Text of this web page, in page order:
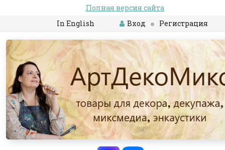
Полная версия сайта
In English
Вход Регистрация